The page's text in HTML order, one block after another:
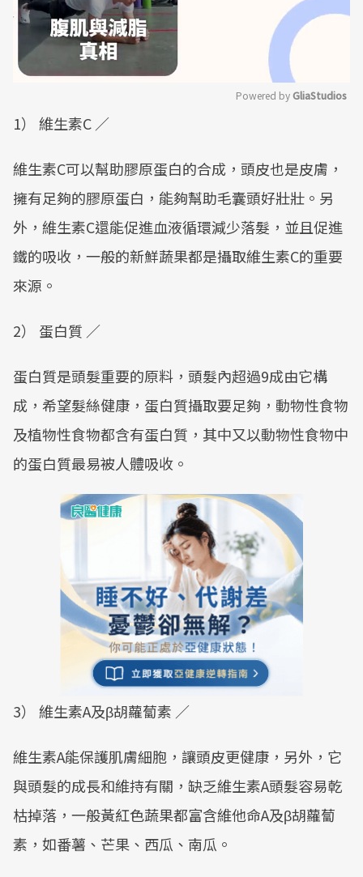
Powered by GliaStudios
1） 維生素C ／
維生素C可以幫助膠原蛋白的合成，頭皮也是皮膚，
擁有足夠的膠原蛋白，能夠幫助毛囊頭好壯壯。另
外，維生素C還能促進血液循環減少落髮，並且促進
鐵的吸收，一般的新鮮蔬果都是攝取維生素C的重要
來源。
2） 蛋白質 ／
蛋白質是頭髮重要的原料，頭髮內超過9成由它構
成，希望髮絲健康，蛋白質攝取要足夠，動物性食物
及植物性食物都含有蛋白質，其中又以動物性食物中
的蛋白質最易被人體吸收。
3） 維生素A及β胡蘿蔔素 ／
維生素A能保護肌膚細胞，讓頭皮更健康，另外，它
與頭髮的成長和維持有關，缺乏維生素A頭髮容易乾
枯掉落，一般黃紅色蔬果都富含維他命A及β胡蘿蔔
素，如番薯、芒果、西瓜、南瓜。